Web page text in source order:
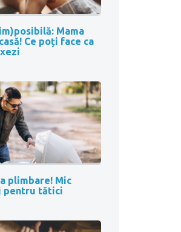
Mama
Ce poți face ca
plimbare! Mic
pentru tătici